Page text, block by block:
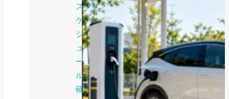
ス
ケ
ジ
ュ
ー
ル：
確